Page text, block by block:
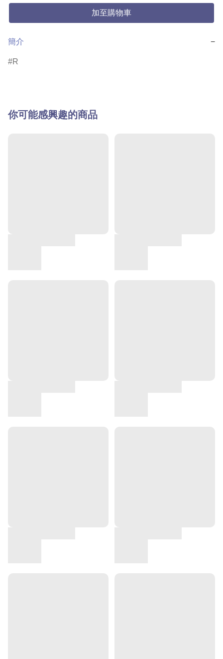
加至購物車
簡介 −
R
你可能感興趣的商品